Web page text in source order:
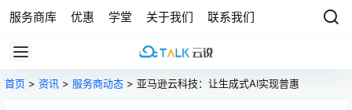
服务商库 优惠 学堂 关于我们 联系我们
首页 > 资讯 > 服务商动态 > 亚马逊云科技：让生成式AI实现普惠